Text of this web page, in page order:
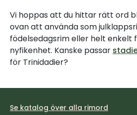
Vi hoppas att du hittar rätt ord
ovan att använda som
födelsedagsrim eller helt enkelt
nyfikenhet. Kanske passar
för Trinidadier?
Se katalog över alla rimord